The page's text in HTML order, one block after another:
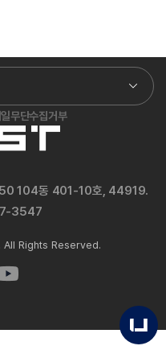
무단수집거부
50 104동 401-10호, 44919.
3547
Rights Reserved.